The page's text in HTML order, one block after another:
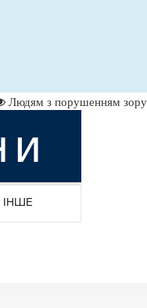
Людям з порушенням зору
ІНШЕ